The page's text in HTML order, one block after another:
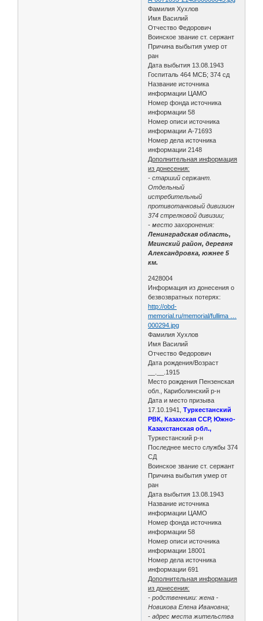
Фамилия Хухлов
Имя Василий
Отчество Федорович
Воинское звание ст. сержант
Причина выбытия умер от
ран
Дата выбытия 13.08.1943
Госпиталь 464 МСБ; 374 сд
Название источника
информации ЦАМО
Номер фонда источника
информации 58
Номер описи источника
информации А-71693
Номер дела источника
информации 2148
Дополнительная информация
из донесения:
- старший сержант.
Отдельный
истребительный
противотанковый дивизион
374 стрелковой дивизии;
- место захоронения:
Ленинградская область,
Мгинский район, деревня
Александровка, южнее 5
км.
2428004
Информация из донесения о
безвозвратных потерях:
http://obd-
memorial.ru/memorial/fullima …
000294.jpg
Фамилия Хухлов
Имя Василий
Отчество Федорович
Дата рождения/Возраст
__.__.1915
Место рождения Пензенская
обл., Кариболинский р-н
Дата и место призыва
17.10.1941,Туркестанский
РВК, Казахская ССР, Южно-
Казахстанская обл.,
Туркестанский р-н
Последнее место службы 374
СД
Воинское звание ст. сержант
Причина выбытия умер от
ран
Дата выбытия 13.08.1943
Название источника
информации ЦАМО
Номер фонда источника
информации 58
Номер описи источника
информации 18001
Номер дела источника
информации 691
Дополнительная информация
из донесения:
- родственники: жена -
Новикова Елена Ивановна;
- адрес места жительства